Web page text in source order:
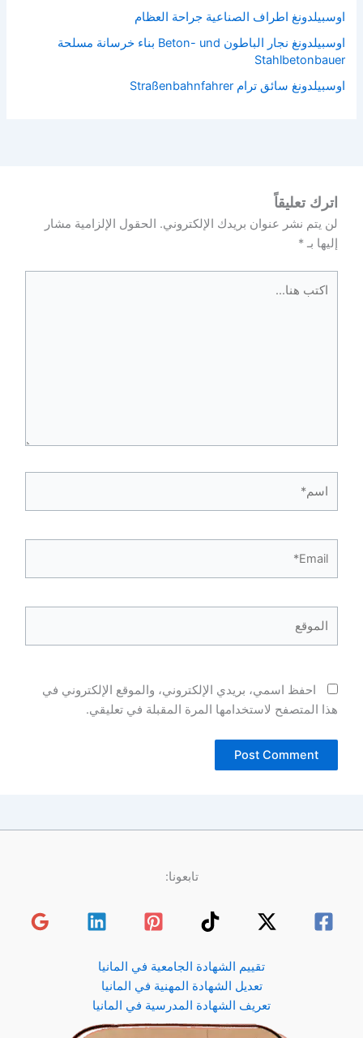
اوسبيلدونغ اطراف الصناعية جراحة العظام
اوسبيلدونغ نجار الباطون Beton- und بناء خرسانة مسلحة
Stahlbetonbauer
اوسبيلدونغ سائق ترام Straßenbahnfahrer
اترك تعليقاً
لن يتم نشر عنوان بريدك الإلكتروني. الحقول الإلزامية مشار
إليها بـ*
هنا...
احفظ اسمي، بريدي الإلكتروني، والموقع الإلكتروني في
هذا المتصفح لاستخدامها المرة المقبلة في تعليقي.
تابعونا:
تقييم الشهادة الجامعية في المانيا
تعديل الشهادة المهنية في المانيا
تعريف الشهادة المدرسية في المانيا